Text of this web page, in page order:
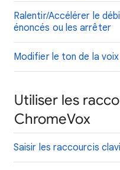
Ralentir/Accélérer le
énoncés ou les arrêter
Modifier le ton de la
Utiliser les
ChromeVox
Saisir les raccourcis